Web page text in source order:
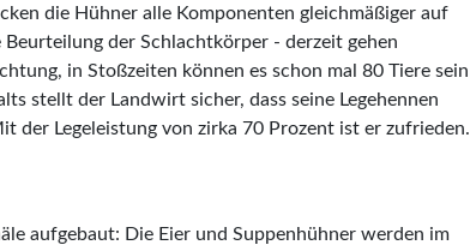
die Hühner alle Komponenten gleichmäßiger auf
der Schlachtkörper - derzeit gehen
in Stoßzeiten können es schon mal 80 Tiere sein
stellt der Landwirt sicher, dass seine Legehennen
der Legeleistung von zirka 70 Prozent ist er zufrieden.
aufgebaut: Die Eier und Suppenhühner werden im